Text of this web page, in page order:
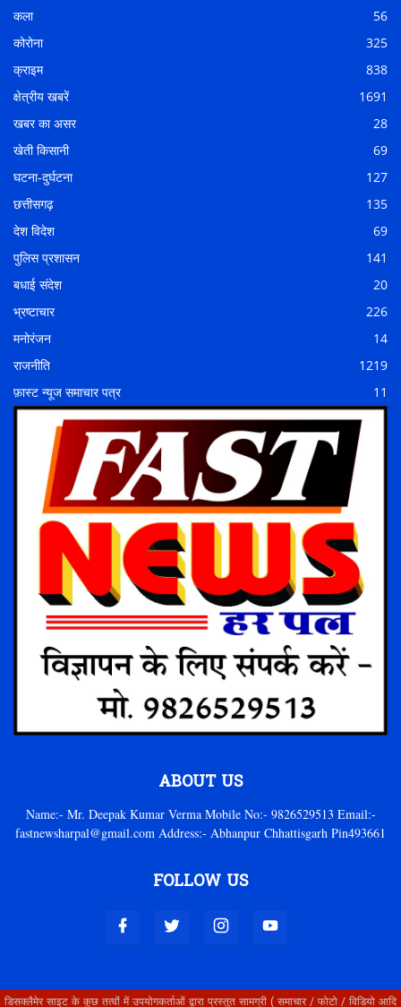
कला
56
कोरोना
325
क्राइम
838
क्षेत्रीय खबरें
1691
खबर का असर
28
खेती किसानी
69
घटना-दुर्घटना
127
छत्तीसगढ़
135
देश विदेश
69
पुलिस प्रशासन
141
बधाई संदेश
20
भ्रष्टाचार
226
मनोरंजन
14
राजनीति
1219
फ़ास्ट न्यूज समाचार पत्र
11
ABOUT US
Name:- Mr. Deepak Kumar Verma Mobile No:- 9826529513 Email:-
fastnewsharpal@gmail.com Address:- Abhanpur Chhattisgarh Pin493661
FOLLOW US
डिसक्लैमेर साइट के कुछ तत्वों में उपयोगकर्ताओं द्वारा प्रस्तुत सामग्री ( समाचार / फोटो / विडियो आदि